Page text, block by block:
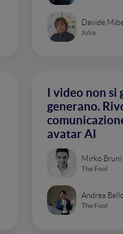
Davide
Julia
I video non si
generano.
avatar AI
Mirko Bruni
The Fool
Andrea
The Fool